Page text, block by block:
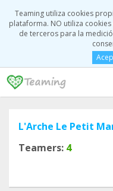
Teaming utiliza cookies
plataforma. NO utiliza
de terceros para la
L'Arche Le Petit
Teamers: 4